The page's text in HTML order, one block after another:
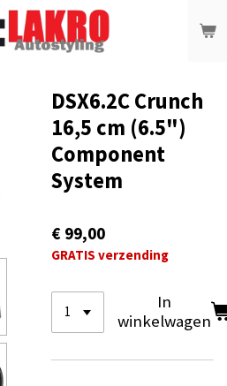
DSX6.2C Crunch
16,5 cm (6.5")
Component
System
€ 99,00
GRATIS verzending
In
winkelwagen